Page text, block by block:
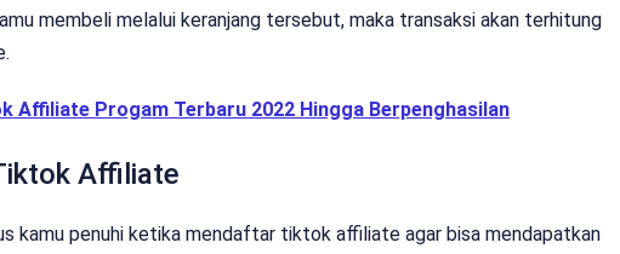
membeli melalui keranjang tersebut, maka transaksi akan terhitung
Affiliate Progam Terbaru 2022 Hingga Berpenghasilan
Affiliate
kamu penuhi ketika mendaftar tiktok affiliate agar bisa mendapatkan